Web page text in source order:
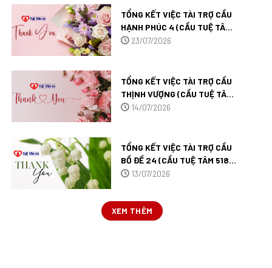
TỔNG KẾT VIỆC TÀI TRỢ CẦU
HẠNH PHÚC 4 (CẦU TUỆ TÂM
525) TẠI CẦN THƠ.
23/07/2026
TỔNG KẾT VIỆC TÀI TRỢ CẦU
THỊNH VƯỢNG (CẦU TUỆ TÂM
522) TẠI CÀ MAU.
14/07/2026
TỔNG KẾT VIỆC TÀI TRỢ CẦU
BỒ ĐỀ 24 (CẦU TUỆ TÂM 518)
TẠI AN GIANG.
13/07/2026
XEM THÊM